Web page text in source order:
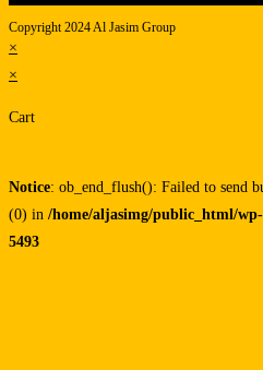
Copyright 2024 Al Jasim Group
×
×
Cart
Notice: ob_end_flush(): Failed to send
(0) in /home/aljasimg/public_html/
5493